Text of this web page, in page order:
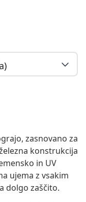
zasnovano za
konstrukcija
in UV
ujema z vsakim
dolgo zaščito.